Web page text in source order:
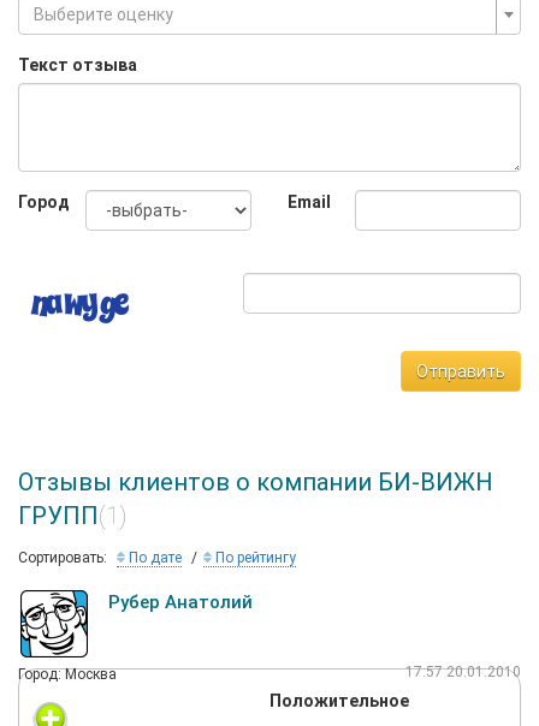
Выберите оценку
Текст отзыва
Город Email
Отправить
Отзывы клиентов о компании БИ-ВИЖН
ГРУПП(1)
Сортировать: По дате По рейтингу
Рубер Анатолий
Город: Москва 17:57 20.01.2010
Положительное